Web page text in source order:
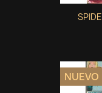
Cancelar
NUEVO